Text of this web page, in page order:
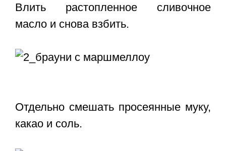
Влить растопленное сливочное
масло и снова взбить.
Отдельно смешать просеянные муку,
какао и соль.